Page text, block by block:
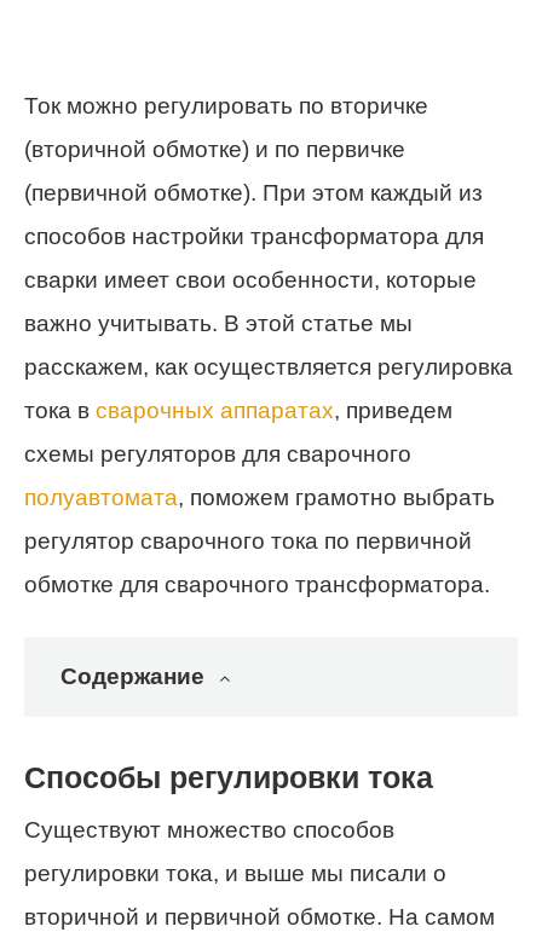
Ток можно регулировать по вторичке
(вторичной обмотке) и по первичке
(первичной обмотке). При этом каждый из
способов настройки трансформатора для
сварки имеет свои особенности, которые
важно учитывать. В этой статье мы
расскажем, как осуществляется регулировка
тока в сварочных аппаратах, приведем
схемы регуляторов для сварочного
полуавтомата, поможем грамотно выбрать
регулятор сварочного тока по первичной
обмотке для сварочного трансформатора.
Содержание
Способы регулировки тока
Существуют множество способов
регулировки тока, и выше мы писали о
вторичной и первичной обмотке. На самом